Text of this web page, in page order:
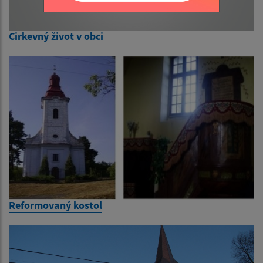
Cirkevný život v obci
Reformovaný kostol